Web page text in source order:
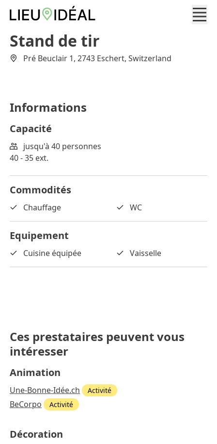
Stand de tir
Pré Beuclair 1, 2743 Eschert, Switzerland
Informations
Capacité
jusqu'à 40 personnes
40 - 35 ext.
Commodités
Chauffage WC
Equipement
Cuisine équipée Vaisselle
Ces prestataires peuvent vous
intéresser
Animation
Une-Bonne-Idée.ch Activité
BeCorpo Activité
Décoration